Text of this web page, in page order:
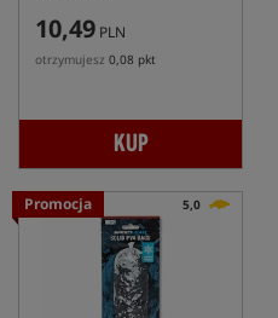
10,49 PLN
otrzymujesz 0,08 pkt
KUP
Promocja 5,0